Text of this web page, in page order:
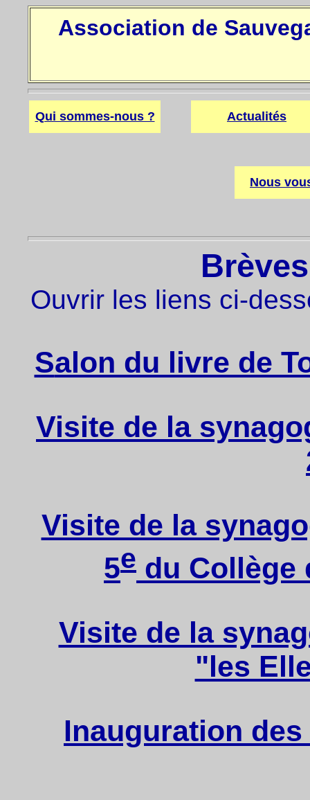
Association de
Qui sommes-nous ? Actualités
Nous
Ouvrir les liens ci-
Salon du livre de
Visite de la
Visite de la
5e du Collège
Visite de la
"les
Inauguration